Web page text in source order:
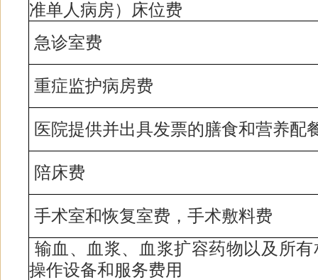
准单人病房）床位费
急诊室费
重症监护病房费
医院提供并出具发票的膳食和营养配
陪床费
手术室和恢复室费，手术敷料费
输血、血浆、血浆扩容药物以及所
操作设备和服务费用